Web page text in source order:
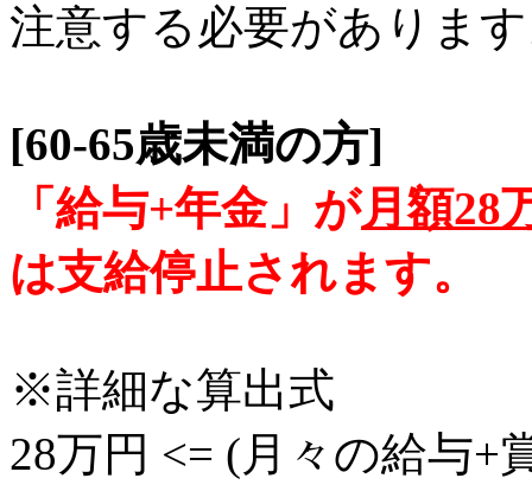
注意する必要がありま
[60-65歳未満の方]
「給与+年金」が月額28
は支給停止されます。
※詳細な算出式
28万円 <= (月々の給与+